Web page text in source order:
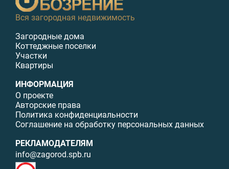
Вся загородная недвижимость
Загородные дома
Коттеджные поселки
Участки
Квартиры
ИНФОРМАЦИЯ
О проекте
Авторские права
Политика конфиденциальности
Соглашение на обработку персональных данных
РЕКЛАМОДАТЕЛЯМ
info@zagorod.spb.ru